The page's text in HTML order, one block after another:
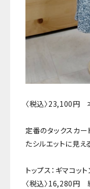
〈税込〉23,100
定番のタックスカ
たシルエットに見え
トップス：ギマコッ
〈税込〉16,280円